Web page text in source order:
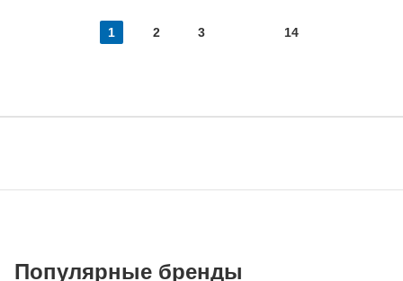
1 2 3 14
Популярные бренды